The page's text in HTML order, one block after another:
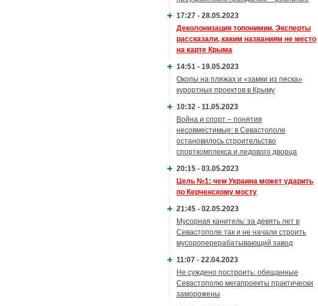
17:27 - 28.05.2023
Деколонизация топонимии. Эксперты
рассказали, каким названиям не место
на карте Крыма
14:51 - 19.05.2023
Окопы на пляжах и «замки из песка»
курортных проектов в Крыму
10:32 - 11.05.2023
Война и спорт – понятия
несовместимые: в Севастополе
остановилось строительство
спорткомплекса и ледового дворца
20:15 - 03.05.2023
Цель №1: чем Украина может ударить
по Керченскому мосту
21:45 - 02.05.2023
Мусорная канитель: за девять лет в
Севастополе так и не начали строить
мусороперерабатывающий завод
11:07 - 22.04.2023
Не суждено построить: обещанные
Севастополю мегапроекты практически
заморожены